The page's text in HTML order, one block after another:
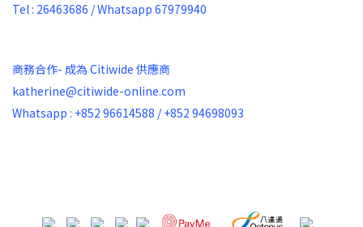
Tel : 26463686 / Whatsapp 67979940
商務合作- 成為 Citiwide 供應商
katherine@citiwide-online.com
Whatsapp : +852 96614588 / +852 94698093